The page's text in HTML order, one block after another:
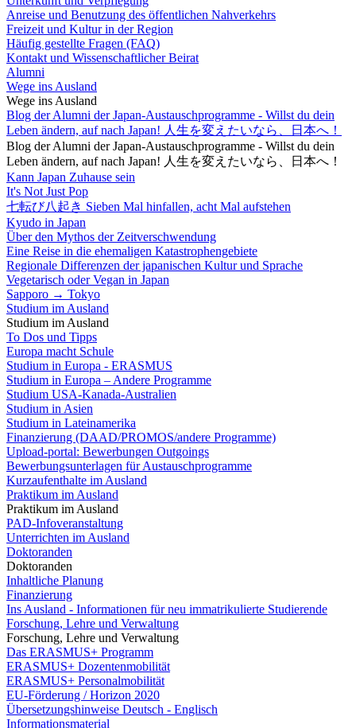
Anreise und Benutzung des öffentlichen Nahverkehrs
Freizeit und Kultur in der Region
Häufig gestellte Fragen (FAQ)
Kontakt und Wissenschaftlicher Beirat
Alumni
Wege ins Ausland
Wege ins Ausland
Blog der Alumni der Japan-Austauschprogramme - Willst du dein
Leben ändern, auf nach Japan! 人生を変えたいなら、日本へ！
Blog der Alumni der Japan-Austauschprogramme - Willst du dein
Leben ändern, auf nach Japan! 人生を変えたいなら、日本へ！
Kann Japan Zuhause sein
It's Not Just Pop
七転び八起き Sieben Mal hinfallen, acht Mal aufstehen
Kyudo in Japan
Über den Mythos der Zeitverschwendung
Eine Reise in die ehemaligen Katastrophengebiete
Regionale Differenzen der japanischen Kultur und Sprache
Vegetarisch oder Vegan in Japan
Sapporo → Tokyo
Studium im Ausland
Studium im Ausland
To Dos und Tipps
Europa macht Schule
Studium in Europa - ERASMUS
Studium in Europa – Andere Programme
Studium USA-Kanada-Australien
Studium in Asien
Studium in Lateinamerika
Finanzierung (DAAD/PROMOS/andere Programme)
Upload-portal: Bewerbungen Outgoings
Bewerbungsunterlagen für Austauschprogramme
Kurzaufenthalte im Ausland
Praktikum im Ausland
Praktikum im Ausland
PAD-Infoveranstaltung
Unterrichten im Ausland
Doktoranden
Doktoranden
Inhaltliche Planung
Finanzierung
Ins Ausland - Informationen für neu immatrikulierte Studierende
Forschung, Lehre und Verwaltung
Forschung, Lehre und Verwaltung
Das ERASMUS+ Programm
ERASMUS+ Dozentenmobilität
ERASMUS+ Personalmobilität
EU-Förderung / Horizon 2020
Übersetzungshinweise Deutsch - Englisch
Informationsmaterial